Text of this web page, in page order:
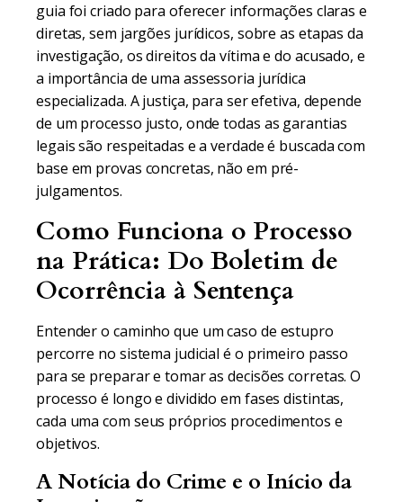
guia foi criado para oferecer informações claras e
diretas, sem jargões jurídicos, sobre as etapas da
investigação, os direitos da vítima e do acusado, e
a importância de uma assessoria jurídica
especializada. A justiça, para ser efetiva, depende
de um processo justo, onde todas as garantias
legais são respeitadas e a verdade é buscada com
base em provas concretas, não em pré-
julgamentos.
Como Funciona o Processo
na Prática: Do Boletim de
Ocorrência à Sentença
Entender o caminho que um caso de estupro
percorre no sistema judicial é o primeiro passo
para se preparar e tomar as decisões corretas. O
processo é longo e dividido em fases distintas,
cada uma com seus próprios procedimentos e
objetivos.
A Notícia do Crime e o Início da